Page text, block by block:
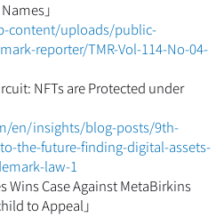
」
content/uploads/public-
reporter/TMR-Vol-114-No-04-
NFTs are Protected under
en/insights/blog-posts/9th-
the-future-finding-digital-assets-
law-1
Wins Case Against MetaBirkins
to Appeal」